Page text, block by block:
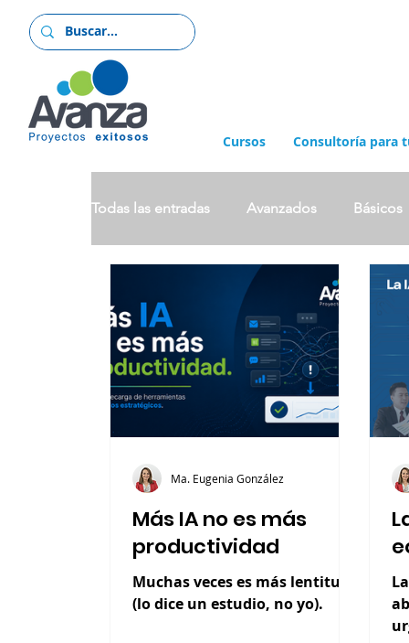
Cursos Consultoría para
Todas las entradas Avanzados Básicos
Sin Categoria
Más IA no es más
productividad
Muchas veces es más lentitud
(lo dice un estudio, no yo).
Ma. Eugenia González